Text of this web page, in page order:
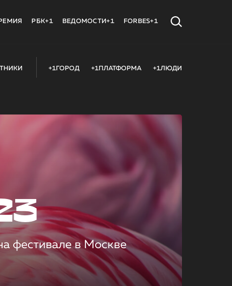
РБК+1 ВЕДОМОСТИ+1 FORBES+1
+1ГОРОД +1ПЛАТФОРМА +1ЛЮДИ
фестивале в Москве